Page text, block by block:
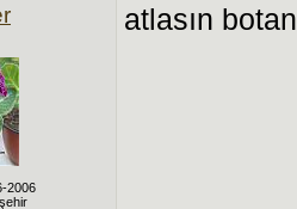
2006
atlasın